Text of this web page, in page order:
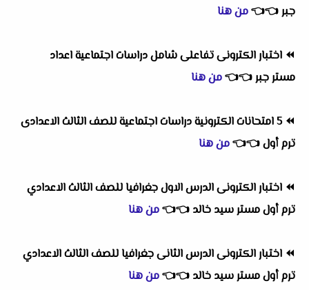
جبر👈
👈من هنا
⏪ اختبار الكترونى تفاعلى شامل دراسات اجتماعية اعداد
مسترجبر👈
👈من هنا
⏪ 5 امتحانات الكترونية دراسات اجتماعية للصف الثالث الاعدادى
ترم أول👈
👈من هنا
⏪ اختبار الكترونى الدرس الاول جغرافيا للصف الثالث الاعدادي
ترم أول مستر سيد خالد 👈
👈من هنا
⏪ اختبار الكترونى الدرس الثانى جغرافيا للصف الثالث الاعدادي
ترم أول مستر سيد خالد 👈
👈من هنا